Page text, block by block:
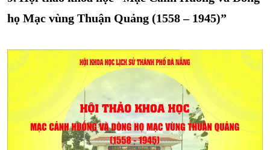
họ Mạc vùng Thuận Quảng (1558 – 1945)”